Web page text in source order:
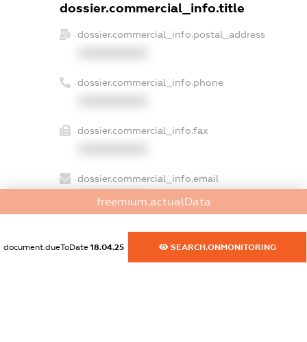
dossier.commercial_info.title
dossier.commercial_info.postal_address
dossier.commercial_info.phone
dossier.commercial_info.fax
dossier.commercial_info.email
XXXXXXXXXX
XXXXXXXXXX
freemium.actualData
document.dueToDate 18.04.25 SEARCH.ONMONITORING